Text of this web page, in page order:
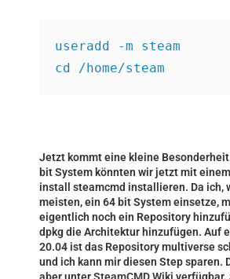
useradd -m steam
cd /home/steam
Jetzt kommt eine kleine
bit System könnten wir jetzt mit
install steamcmd installieren. Da ich,
meisten, ein 64 bit System einsetze,
eigentlich noch ein Repository
dpkg die Architektur hinzufügen. Auf
20.04 ist das Repository multiverse
und ich kann mir diesen Step sparen.